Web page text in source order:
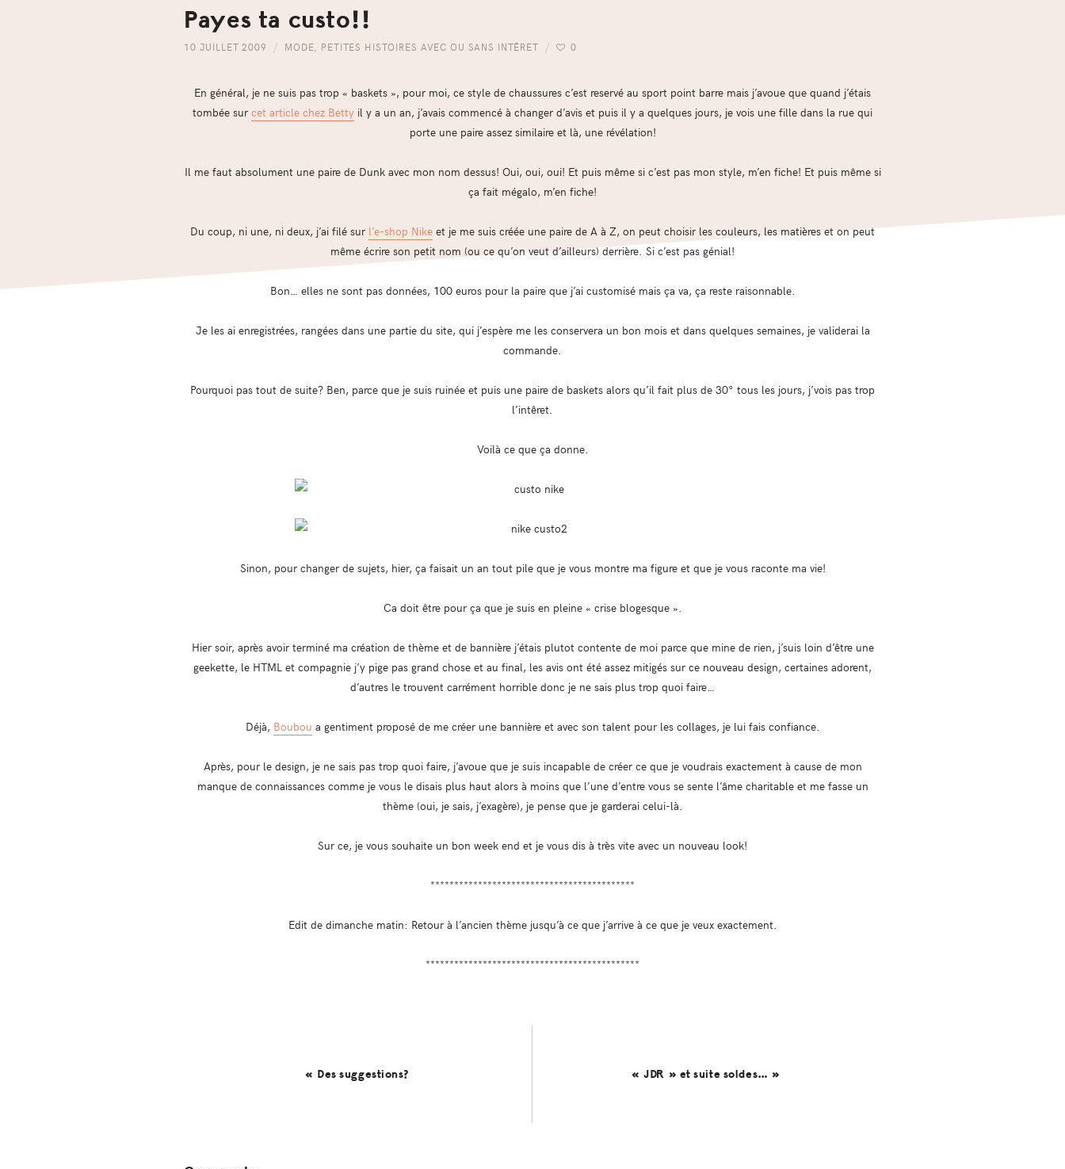
Payes ta custo!!
10 JUILLET 2009 MODE PETITES HISTOIRES AVEC OU SANS INTÊRET 0
En général, je ne suis pas trop « baskets », pour moi, ce style de chaussures c’est reservé au sport point barre mais j’avoue que quand j’étais
tombée sur cet article chez Betty il y a un an, j’avais commencé à changer d’avis et puis il y a quelques jours, je vois une fille dans la rue qui
porte une paire assez similaire et là, une révélation!
Il me faut absolument une paire de Dunk avec mon nom dessus! Oui, oui, oui! Et puis même si c’est pas mon style, m’en fiche! Et puis même si
ça fait mégalo, m’en fiche!
Du coup, ni une, ni deux, j’ai filé sur l’e-shop Nike et je me suis créée une paire de A à Z, on peut choisir les couleurs, les matières et on peut
même écrire son petit nom (ou ce qu’on veut d’ailleurs) derrière. Si c’est pas génial!
Bon… elles ne sont pas données, 100 euros pour la paire que j’ai customisé mais ça va, ça reste raisonnable.
Je les ai enregistrées, rangées dans une partie du site, qui j’espère me les conservera un bon mois et dans quelques semaines, je validerai la
commande.
Pourquoi pas tout de suite? Ben, parce que je suis ruinée et puis une paire de baskets alors qu’il fait plus de 30° tous les jours, j’vois pas trop
l’intêret.
Voilà ce que ça donne.
Sinon, pour changer de sujets, hier, ça faisait un an tout pile que je vous montre ma figure et que je vous raconte ma vie!
Ca doit être pour ça que je suis en pleine « crise blogesque ».
Hier soir, après avoir terminé ma création de thème et de bannière j’étais plutot contente de moi parce que mine de rien, j’suis loin d’être une
geekette, le HTML et compagnie j’y pige pas grand chose et au final, les avis ont été assez mitigés sur ce nouveau design, certaines adorent,
d’autres le trouvent carrément horrible donc je ne sais plus trop quoi faire…
Déjà, Boubou a gentiment proposé de me créer une bannière et avec son talent pour les collages, je lui fais confiance.
Après, pour le design, je ne sais pas trop quoi faire, j’avoue que je suis incapable de créer ce que je voudrais exactement à cause de mon
manque de connaissances comme je vous le disais plus haut alors à moins que l’une d’entre vous se sente l’âme charitable et me fasse un
thème (oui, je sais, j’exagère), je pense que je garderai celui-là.
Sur ce, je vous souhaite un bon week end et je vous dis à très vite avec un nouveau look!
*******************************************
Edit de dimanche matin: Retour à l’ancien thème jusqu’à ce que j’arrive à ce que je veux exactement.
*********************************************
« Des suggestions? « JDR » et suite soldes… »